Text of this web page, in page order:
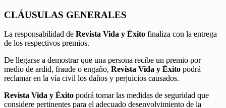
CLÁUSULAS GENERALES
La responsabilidad de Revista Vida y Éxito finaliza con la entrega
de los respectivos premios.
De llegarse a demostrar que una persona recibe un premio por
medio de ardid, fraude o engaño, Revista Vida y Éxito podrá
reclamar en la vía civil los daños y perjuicios causados.
Revista Vida y Éxito podrá tomar las medidas de seguridad que
considere pertinentes para el adecuado desenvolvimiento de la